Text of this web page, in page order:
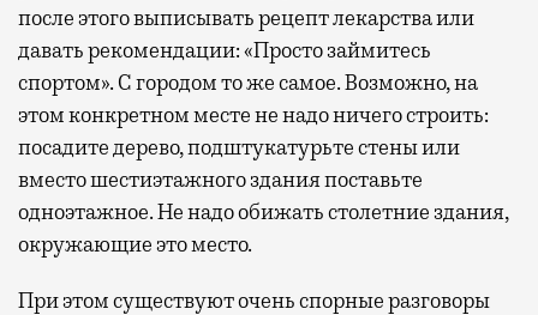
после этого выписывать рецепт лекарства или
давать рекомендации: «Просто займитесь
спортом». С городом то же самое. Возможно, на
этом конкретном месте не надо ничего строить:
посадите дерево, подштукатурьте стены или
вместо шестиэтажного здания поставьте
одноэтажное. Не надо обижать столетние здания,
окружающие это место.
При этом существуют очень спорные разговоры